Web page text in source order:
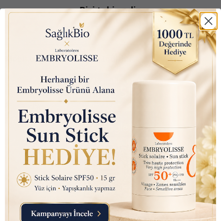
Bizi takip edin
Mobil Uygulamalarımızı İndirin: